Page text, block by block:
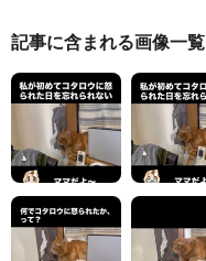
記事に含まれる画像一覧